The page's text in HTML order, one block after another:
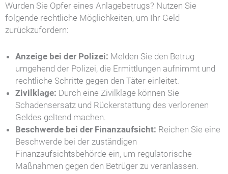
Wurden Sie Opfer eines Anlagebetrugs? Nutzen Sie
folgende rechtliche Möglichkeiten, um Ihr Geld
zurückzufordern:
Anzeige bei der Polizei: Melden Sie den Betrug
umgehend der Polizei, die Ermittlungen aufnimmt und
rechtliche Schritte gegen den Täter einleitet.
Zivilklage: Durch eine Zivilklage können Sie
Schadensersatz und Rückerstattung des verlorenen
Geldes geltend machen.
Beschwerde bei der Finanzaufsicht: Reichen Sie eine
Beschwerde bei der zuständigen
Finanzaufsichtsbehörde ein, um regulatorische
Maßnahmen gegen den Betrüger zu veranlassen.